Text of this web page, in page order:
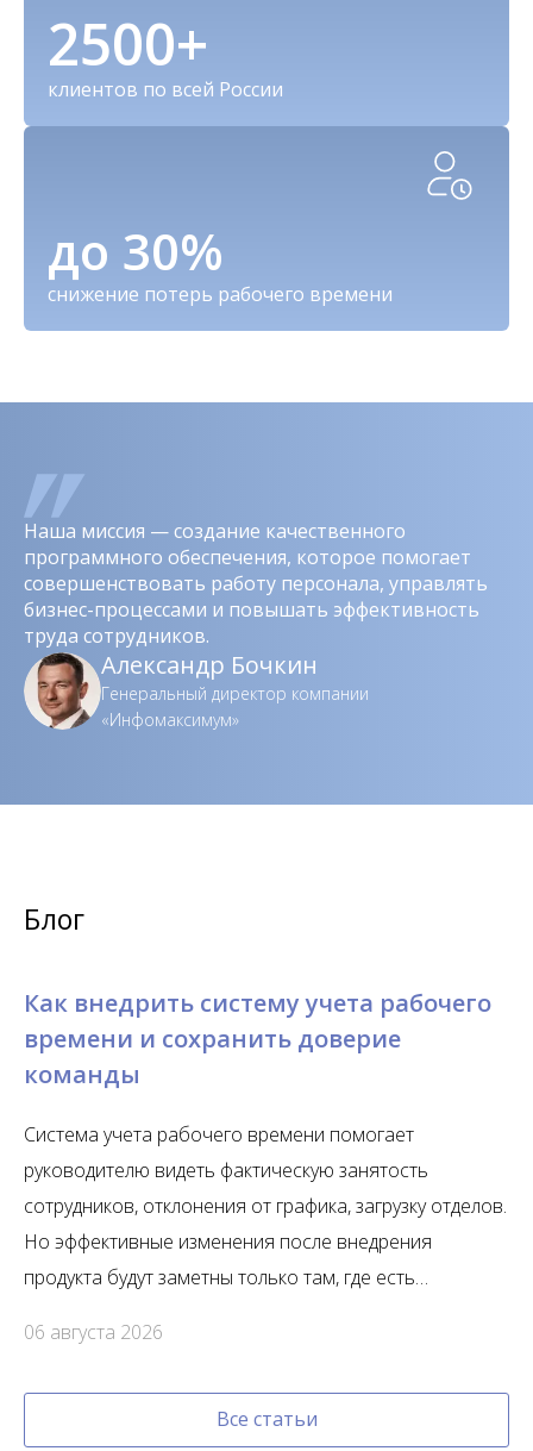
2500+
клиентов по всей России
до 30%
снижение потерь рабочего времени
Наша миссия — создание качественного
программного обеспечения, которое помогает
совершенствовать работу персонала, управлять
бизнес-процессами и повышать эффективность
труда сотрудников.
Александр Бочкин
Генеральный директор компании
«Инфомаксимум»
Блог
Как внедрить систему учета рабочего
времени и сохранить доверие
команды
Система учета рабочего времени помогает
руководителю видеть фактическую занятость
сотрудников, отклонения от графика, загрузку отделов.
Но эффективные изменения после внедрения
продукта будут заметны только там, где есть
правила использования СУРВ…
06 августа 2026
Все статьи